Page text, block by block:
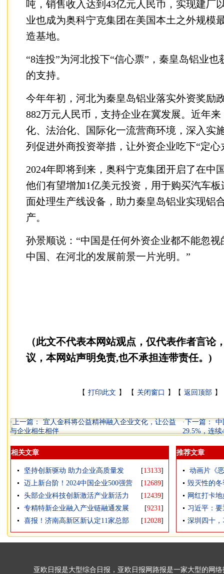
吨，销售收入达到43亿元人民币，实现建厂
业也成为奥科宁克集团在美国本土之外规模
造基地。
“8连投”为河北投下“信心票”，秦皇岛铝业
的支持。
今年年初，河北为秦皇岛铝业落实外资奖励
882万元人民币，支持企业在冀发展。近年
化、法治化、国际化一流营商环境，深入实
列促进外商投资举措，让外资企业吃下“定心
2024年即将到来，奥科宁克集团开启了在中
他们有望增加1亿美元投资，用于购买汽车
面处理生产线设备，助力秦皇岛铝业实现铝
产。
孙景顺说：“中国是任何外资企业都不能忽
中国、在河北的发展前景一片光明。”
（此文不代表本网站观点，仅代表作者言论
议，本网站声明免责,也不承担连带责任。)
【 打印此文 】 【 关闭窗口 】【 返回顶部
·上一篇： 宜人金科将公益精神融入企业文化，让公益
与企业相生相伴
·下一篇： 中
29.5%，连
相关文章
坚持创新驱动 助力企业高质量发 [13133]
迈上新台阶！2024中国企业500强营
[12689]
头部企业科技创新激活产业新活力
[12439]
专精特新企业融入产业链融通发展
[9231]
喜报！济南高新区新认定11家总部
[12028]
推荐文章
动画片《
毁灭性的
网红打卡地
习近平：
深圳四十
亚欧日报是大型综合日报，亚欧日报网路报是一家大型的网